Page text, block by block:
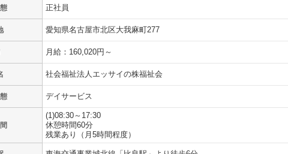
正社員
愛知県名古屋市北区大我麻町277
月給：160,020円～
社会福祉法人エッサイの株福祉会
デイサービス
(1)08:30～17:30
休憩時間60分
残業あり（月5時間程度）